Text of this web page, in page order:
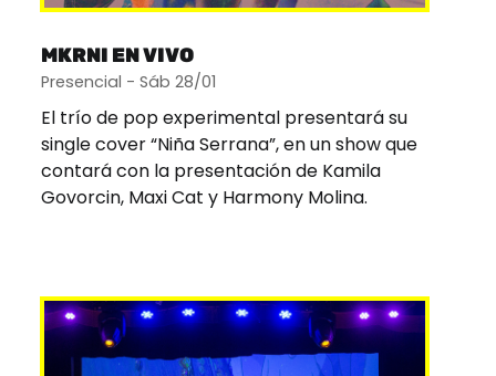
MKRNI EN VIVO
Presencial - Sáb 28/01
El trío de pop experimental presentará su
single cover “Niña Serrana”, en un show que
contará con la presentación de Kamila
Govorcin, Maxi Cat y Harmony Molina.